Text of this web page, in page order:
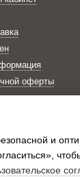
оферты
и